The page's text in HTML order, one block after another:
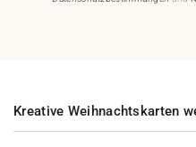
Kreative Weihnachtskarten